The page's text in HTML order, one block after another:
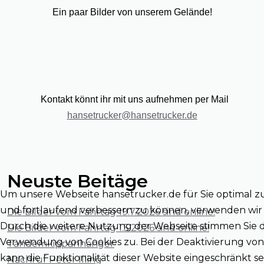
Ein paar Bilder von unserem Gelände!
Kontakt könnt ihr mit uns aufnehmen per Mail
hansetrucker@hansetrucker.de
Neuste Beitäge
Die Bilder vom Fahrtag 19.7.2026 sind online!
Die Bilder vom Fahrtag 1.5.2026 sind online!
Tandemkippanhänger
Nachruf Peter Illing
Um unsere Webseite hansetrucker.de für Sie optimal
und fortlaufend verbessern zu können, verwenden wir
Durch die weitere Nutzung der Webseite stimmen Sie
Verwendung von Cookies zu. Bei der Deaktivierung von
kann die Funktionalität dieser Website eingeschränkt